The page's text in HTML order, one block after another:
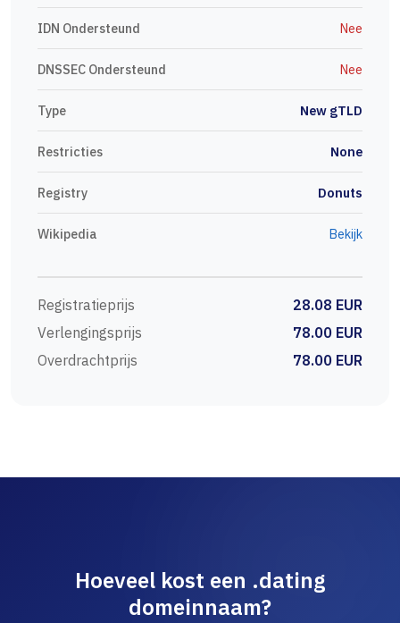
IDN Ondersteund Nee
DNSSEC Ondersteund Nee
Type New gTLD
Restricties None
Registry Donuts
Wikipedia Bekijk
Registratieprijs
28.08 EUR
Verlengingsprijs
78.00 EUR
Overdrachtprijs
78.00 EUR
Hoeveel kost een .dating
domeinnaam?